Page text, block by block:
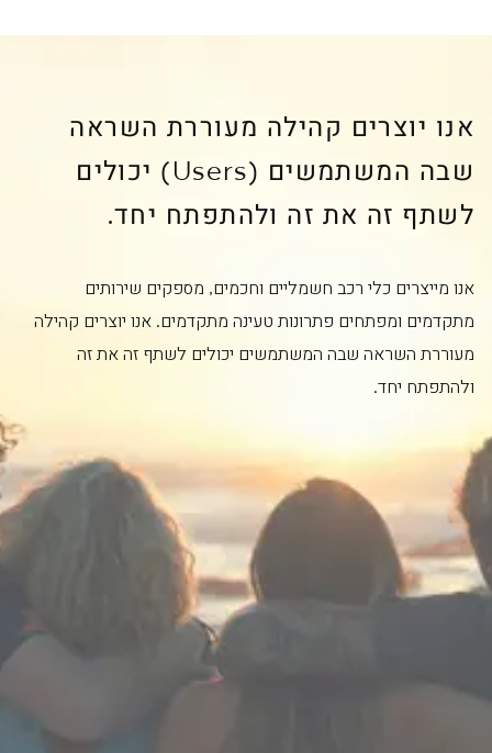
אנו יוצרים קהילה מעוררת השראה
שבה המשתמשים (Users) יכולים
לשתף זה את זה ולהתפתח יחד.
אנו מייצרים כלי רכב חשמליים וחכמים, מספקים שירותים
מתקדמים ומפתחים פתרונות טעינה מתקדמים. אנו יוצרים קהילה
מעוררת השראה שבה המשתמשים יכולים לשתף זה את זה
ולהתפתח יחד.